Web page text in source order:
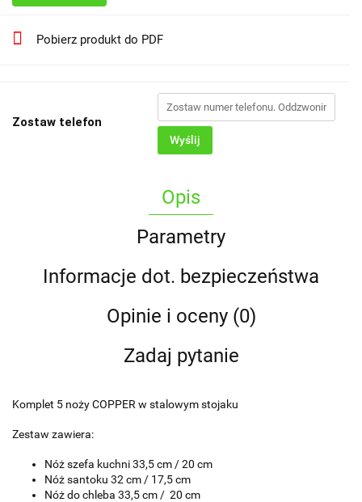
Pobierz produkt do PDF
Zostaw telefon
Wyślij
Opis
Parametry
Informacje dot. bezpieczeństwa
Opinie i oceny (0)
Zadaj pytanie
Komplet 5 noży COPPER w stalowym stojaku
Zestaw zawiera:
Nóż szefa kuchni 33,5 cm / 20 cm
Nóż santoku 32 cm / 17,5 cm
Nóż do chleba 33,5 cm / 20 cm